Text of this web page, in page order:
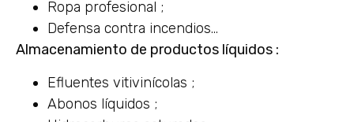
Ropa profesional ;
Defensa contra incendios…
Almacenamiento de productos líquidos :
Efluentes vitivinícolas ;
Abonos líquidos ;